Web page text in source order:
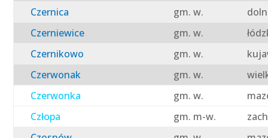
Czernica
gm. w.
Czerniewice
gm. w.
Czernikowo
gm. w.
Czerwonak
gm. w.
Czerwonka
gm. w.
Człopa
gm. m-w.